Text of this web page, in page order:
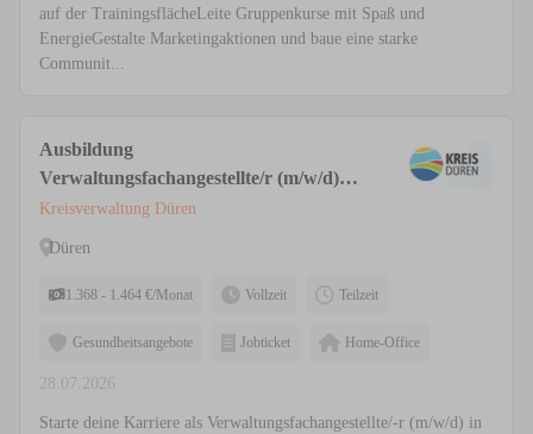
auf der TrainingsflächeLeite Gruppenkurse mit Spaß und
EnergieGestalte Marketingaktionen und baue eine starke
Communit...
Ausbildung
Verwaltungsfachangestellte/r (m/w/d)
für die Kreisverwaltung
Kreisverwaltung Düren
Düren
1.368 - 1.464 €/Monat Vollzeit Teilzeit
Gesundheitsangebote Jobticket Home-Office
28.07.2026
Starte deine Karriere als Verwaltungsfachangestellte/-r (m/w/d) in